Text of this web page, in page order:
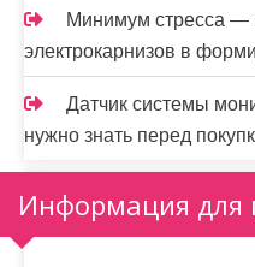
Минимум стресса —
электрокарнизов в
Датчик системы
нужно знать перед
Информация для